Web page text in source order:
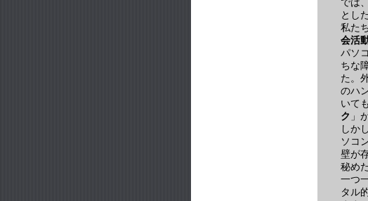
では
とし
私た
会活
パソ
ちな
た。
のハ
いて
ク 」
しか
ソコ
壁が
秘め
一つ
タル